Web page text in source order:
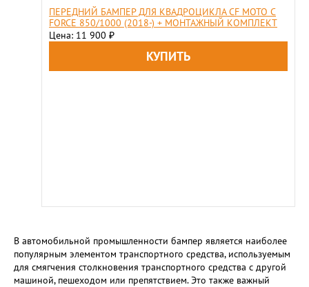
ПЕРЕДНИЙ БАМПЕР ДЛЯ КВАДРОЦИКЛА CF MOTO C
FORCE 850/1000 (2018-) + МОНТАЖНЫЙ КОМПЛЕКТ
Цена: 11 900 ₽
В автомобильной промышленности бампер является наиболее
популярным элементом транспортного средства, используемым
для смягчения столкновения транспортного средства с другой
машиной, пешеходом или препятствием. Это также важный